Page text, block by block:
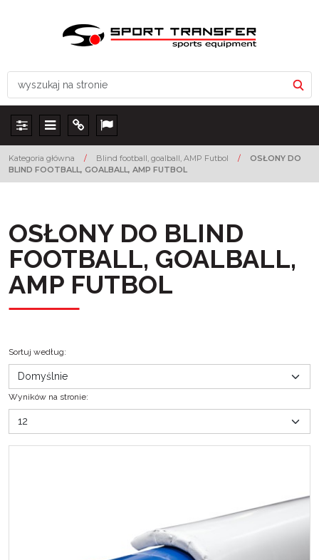
Panel Menu Info Lang
Kategoria główna / Blind football, goalball, AMP Futbol /
OSŁONY DO
BLIND FOOTBALL, GOALBALL, AMP FUTBOL
OSŁONY DO BLIND
FOOTBALL, GOALBALL,
AMP FUTBOL
Sortuj według:
Wyników na stronie: